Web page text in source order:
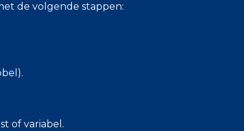
de volgende stappen:
of variabel.